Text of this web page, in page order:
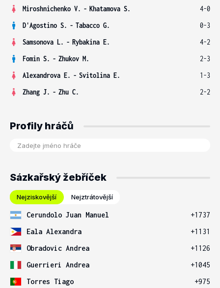
Miroshnichenko V. - Khatamova S.
4-0
D'Agostino S. - Tabacco G.
0-3
Samsonova L. - Rybakina E.
4-2
Fomin S. - Zhukov M.
2-3
Alexandrova E. - Svitolina E.
1-3
Zhang J. - Zhu C. 2-2
Profily hráčů
Sázkařský žebříček
Nejziskovější Nejztrátovější
Cerundolo Juan Manuel
+1737
Eala Alexandra
+1131
Obradovic Andrea
+1126
Guerrieri Andrea
+1045
Torres Tiago
+975